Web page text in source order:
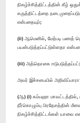
நிகழ்ச்சித்திட்டத்தின் கீழ்
கருத்திட்டத்தை
என்பதையும்;
(ii) ஆமெனில், மேற்படி பணத்
பயன்படுத்தப்பட்டுள்ளதா
(iii) அத்தொகை
அவர் இச்சபையில்
(ஆ) (i) கம்பஹா மாவட்டத்தில்,
நீர்கொழும்பு பிரதேசத்தின்
நிகழ்ச்சித்திட்டங்கள் யாவை